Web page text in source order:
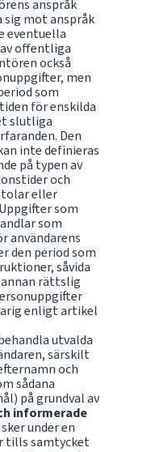
anspråk
mot anspråk
eventuella
offentliga
också
men
som
för enskilda
slutliga
Den
inte definieras
på typen av
och
eller
som
som
användarens
den period som
såvida
rättslig
enligt artikel
utvalda
särskilt
och
sådana
på grundval av
informerade
under en
tills samtycket